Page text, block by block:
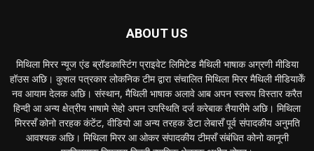
ABOUT US
मिथिला मिरर न्यूज एंड ब्रॉडकास्टिंग प्राइवेट लिमिटेड मैथिली भाषाक अग्रणी मीडिया
हॉउस अछि। कुशल पत्रकार लोकनिक टीम द्वारा संचालित मिथिला मिरर मैथिली मीडियाकेँ
नव आयाम देलक अछि। संस्थान, मैथिली भाषाक अलावे आब अपन स्वरूप विस्तार करैत
हिन्दी आ अन्य क्षेत्रीय भाषामे सेहो अपन उपस्थिति दर्ज करेबाक तैयारीमे अछि। मिथिला
मिररसँ कोनो तरहक कंटेंट, वीडियो आ अन्य तरहक डेटा लेबासँ पूर्व संपादकीय अनुमति
आवश्यक अछि। मिथिला मिरर आ ओकर संपादकीय टीमसँ संबंधित कोनो कानूनी